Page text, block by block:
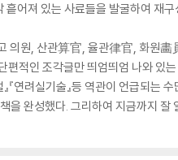
어져 있는 사료들을 발굴하여 재
의원, 산관算官, 율관律官, 화원
인 조각글만 띄엄띄엄 나와 있는
』『연려실기술』등 역관이 언급
을 완성했다. 그리하여 지금까지